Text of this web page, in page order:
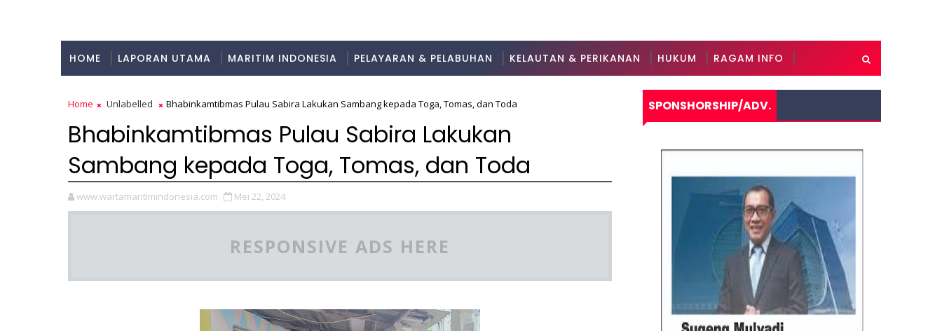
HOME LAPORAN UTAMA MARITIM INDONESIA PELAYARAN & PELABUHAN KELAUTAN & PERIKANAN HUKUM RAGAM INFO
Home Unlabelled Bhabinkamtibmas Pulau Sabira Lakukan Sambang kepada Toga, Tomas, dan Toda
Bhabinkamtibmas Pulau Sabira Lakukan
Sambang kepada Toga, Tomas, dan Toda
www.wartamaritimindonesia.com Mei 22, 2024
RESPONSIVE ADS HERE
SPONSHORSHIP/ADV.